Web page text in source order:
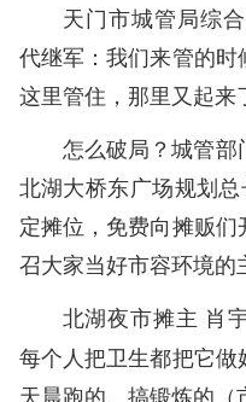
天门市城管局综
代继军：我们来管的
这里管住，那里又起来
怎么破局？城管
北湖大桥东广场规划
定摊位，免费向摊贩
召大家当好市容环境的
北湖夜市摊主 肖
每个人把卫生都把它
天晨跑的、搞锻炼的（